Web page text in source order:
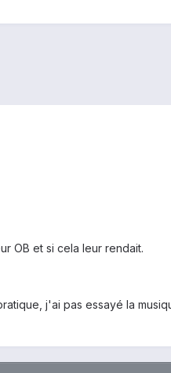
OB et si cela leur rendait.
j'ai pas essayé la